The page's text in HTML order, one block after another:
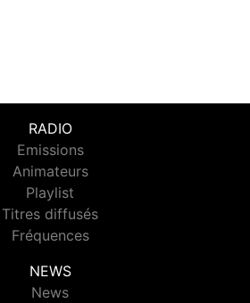
RADIO
Emissions
Animateurs
Playlist
Titres diffusés
Fréquences
NEWS
News